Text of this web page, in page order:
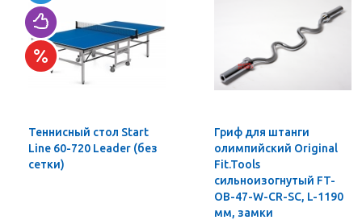
Теннисный стол Start
Line 60-720 Leader (без
сетки)
Гриф для штанги
олимпийский Original
Fit.Tools
сильноизогнутый FT-
OB-47-W-CR-SC, L-1190
мм, замки